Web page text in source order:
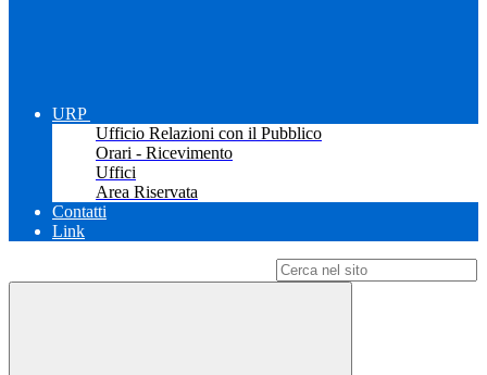
URP
Ufficio Relazioni con il Pubblico
Orari - Ricevimento
Uffici
Area Riservata
Contatti
Link